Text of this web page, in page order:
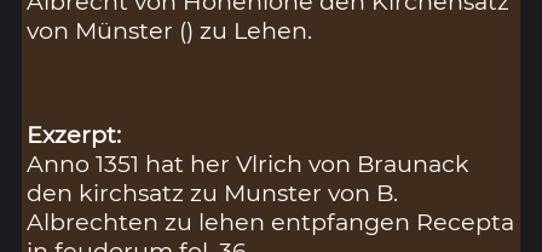
von Münster () zu Lehen.
Exzerpt:
Anno 1351 hat her Vlrich von Braunack
den kirchsatz zu Munster von B.
Albrechten zu lehen entpfangen Recepta